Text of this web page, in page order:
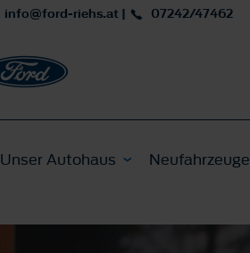
info@ford-riehs.at | 07242/47462
Unser Autohaus Neufahrzeuge